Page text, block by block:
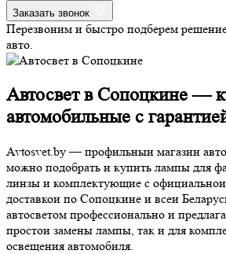
Заказать звонок
Перезвоним и быстро подберем
авто.
Автосвет в Сопоцкине—
автомобильные с
Avtosvet.by — профильныи магазин
можно подобрать и купить лампы для
линзы и комплектующие с
доставкои по Сопоцкине и всеи
автосветом профессионально и
простои замены лампы, так и для
освещения автомобиля.